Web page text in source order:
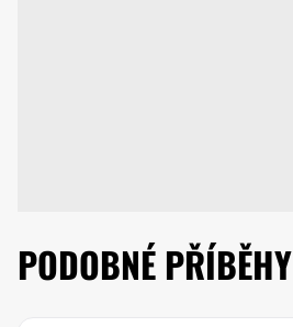
PODOBNÉ PŘÍBĚHY